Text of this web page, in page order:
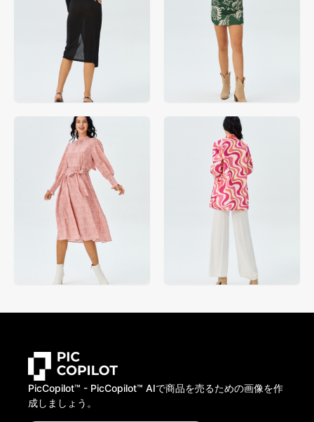
PicCopilot™️ - PicCopilot™️ AIで商品を売るための画像を作
成しましょう。